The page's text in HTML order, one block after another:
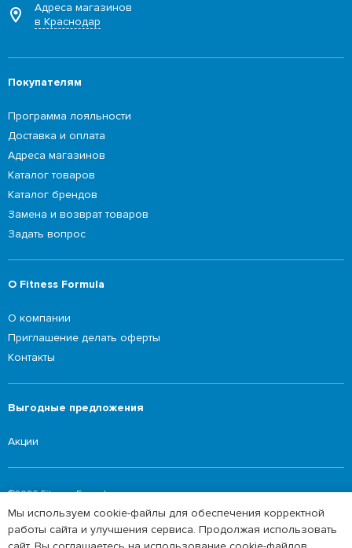
Адреса магазинов
в Краснодар
Покупателям
Программа лояльности
Доставка и оплата
Адреса магазинов
Каталог товаров
Каталог брендов
Замена и возврат товаров
Задать вопрос
О Fitness Formula
О компании
Приглашение делать оферты
Контакты
Выгодные предложения
Акции
©2026 Fitness Formula
Политика обработки персональных данных
Мы используем cookie-файлы для обеспечения корректной
работы сайта и улучшения сервиса. Продолжая использовать